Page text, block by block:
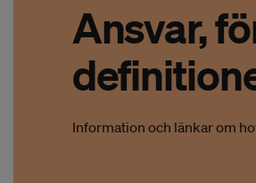
Ansvar,
Information och länkar om